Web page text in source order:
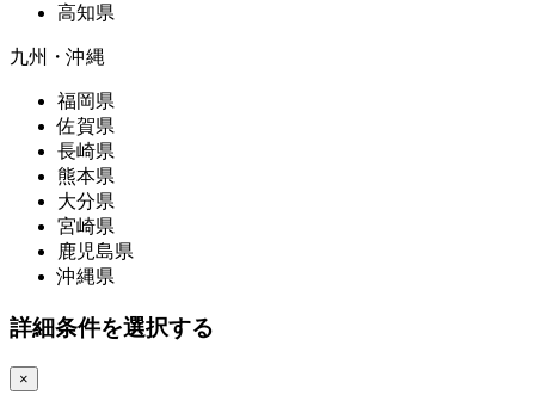
高知県
九州・沖縄
福岡県
佐賀県
長崎県
熊本県
大分県
宮崎県
鹿児島県
沖縄県
詳細条件を選択する
×